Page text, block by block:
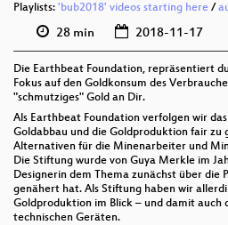
Playlists: 'bub2018' videos starting here /
28 min 2018-11-17
Die Earthbeat Foundation, repräsentiert
Fokus auf den Goldkonsum des
"schmutziges" Gold an Dir.
Als Earthbeat Foundation verfolgen wir
Goldabbau und die Goldproduktion fair zu
Alternativen für die Minenarbeiter und
Die Stiftung wurde von Guya Merkle im
Designerin dem Thema zunächst über die
genähert hat. Als Stiftung haben wir
Goldproduktion im Blick – und damit
technischen Geräten.